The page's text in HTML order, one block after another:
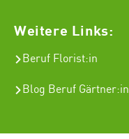
Weitere Links:
Beruf Florist:in
Blog Beruf Gärtner:in